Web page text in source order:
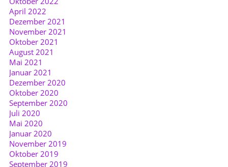
April 2022
Dezember 2021
November 2021
Oktober 2021
August 2021
Mai 2021
Januar 2021
Dezember 2020
Oktober 2020
September 2020
Juli 2020
Mai 2020
Januar 2020
November 2019
Oktober 2019
September 2019